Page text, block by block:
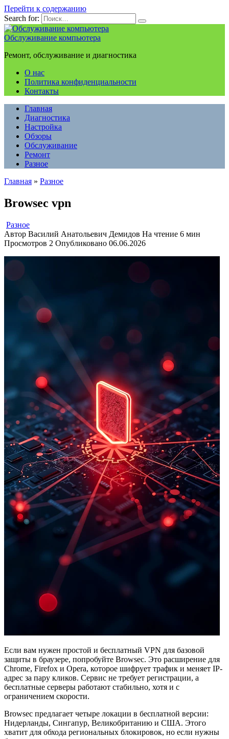
Перейти к содержанию
Search for:
Обслуживание компьютера
Ремонт, обслуживание и диагностика
О нас
Политика конфиденциальности
Контакты
Главная
Диагностика
Настройка
Обзоры
Обслуживание
Ремонт
Разное
Главная » Разное
Browsec vpn
Разное
Автор Василий Анатольевич Демидов На чтение 6 мин
Просмотров 2 Опубликовано 06.06.2026
Если вам нужен простой и бесплатный VPN для базовой
защиты в браузере, попробуйте Browsec. Это расширение для
Chrome, Firefox и Opera, которое шифрует трафик и меняет IP-
адрес за пару кликов. Сервис не требует регистрации, а
бесплатные серверы работают стабильно, хотя и с
ограничением скорости.
Browsec предлагает четыре локации в бесплатной версии:
Нидерланды, Сингапур, Великобританию и США. Этого
хватит для обхода региональных блокировок, но если нужны